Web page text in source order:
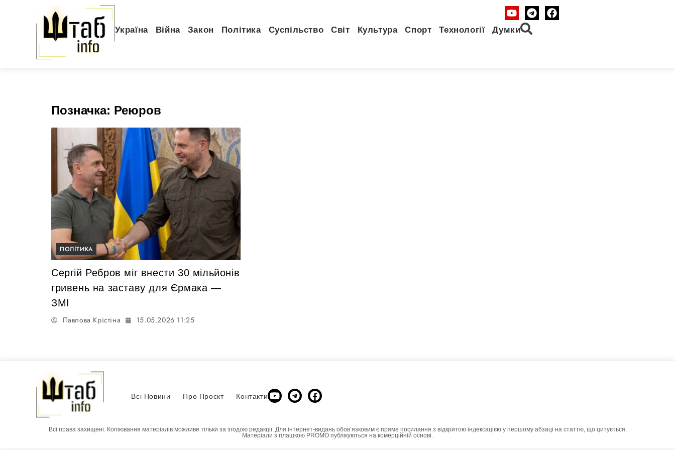
Україна Війна Закон Політика Суспільство Світ Культура Спорт Технології Думки
Позначка: Реюров
ПОЛІТИКА
Сергій Ребров міг внести 30 мільйонів
гривень на заставу для Єрмака —
ЗМІ
Павлова Крістіна 15.05.2026 11:25
Всі Новини Про Проєкт Контакти
Всі права захищені. Копіювання матеріалів можливе тільки за згодою редакції. Для інтернет-видань обовʼязковим є пряме посилання з відкритою індексацією у першому абзаці на статтю, що цитується.
Матеріали з плашкою PROMO публікуються на комерційній основі.